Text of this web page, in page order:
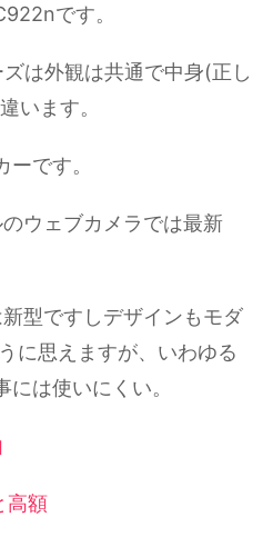
です。
は外観は共通で中身(正し
います。
です。
ウェブカメラでは最新
型ですしデザインもモダ
に思えますが、いわゆる
は使いにくい。
高額